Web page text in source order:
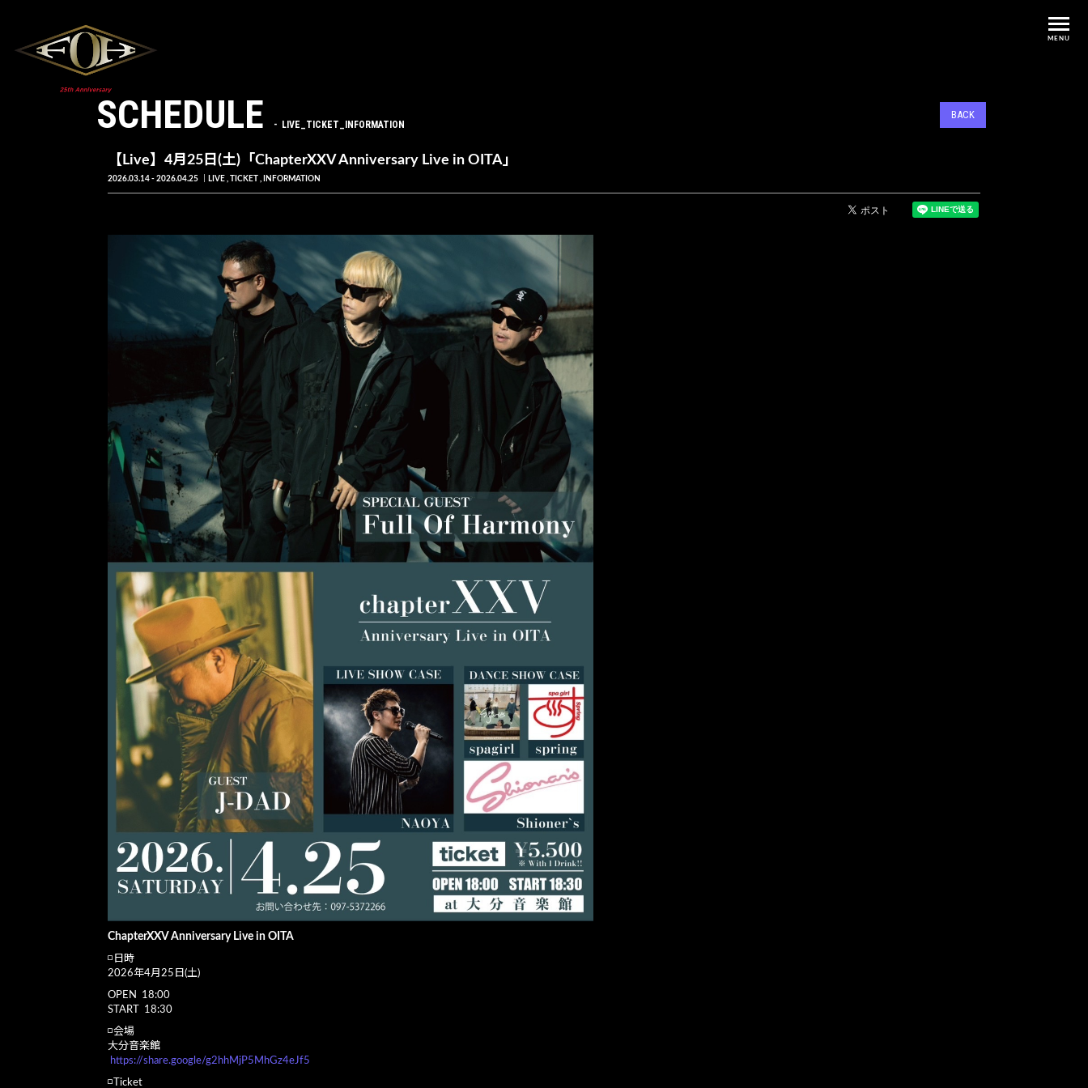
MENU
SCHEDULE LIVE_TICKET_INFORMATION
BACK
【Live】4月25日(土)「ChapterXXV Anniversary Live in OITA」
2026.03.14 - 2026.04.25 LIVE TICKET INFORMATION
ChapterXXV Anniversary Live in OITA
◽️日時
2026年4月25日(土)
OPEN 18:00
START 18:30
◽️会場
大分音楽館
https://share.google/g2hhMjP5MhGz4eJf5
◽️Ticket